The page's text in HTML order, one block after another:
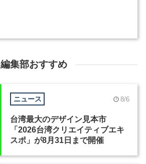
編集部おすすめ
ニュース 8/6
台湾最大のデザイン見本市
「2026台湾クリエイティブエキ
スポ」が8月31日まで開催